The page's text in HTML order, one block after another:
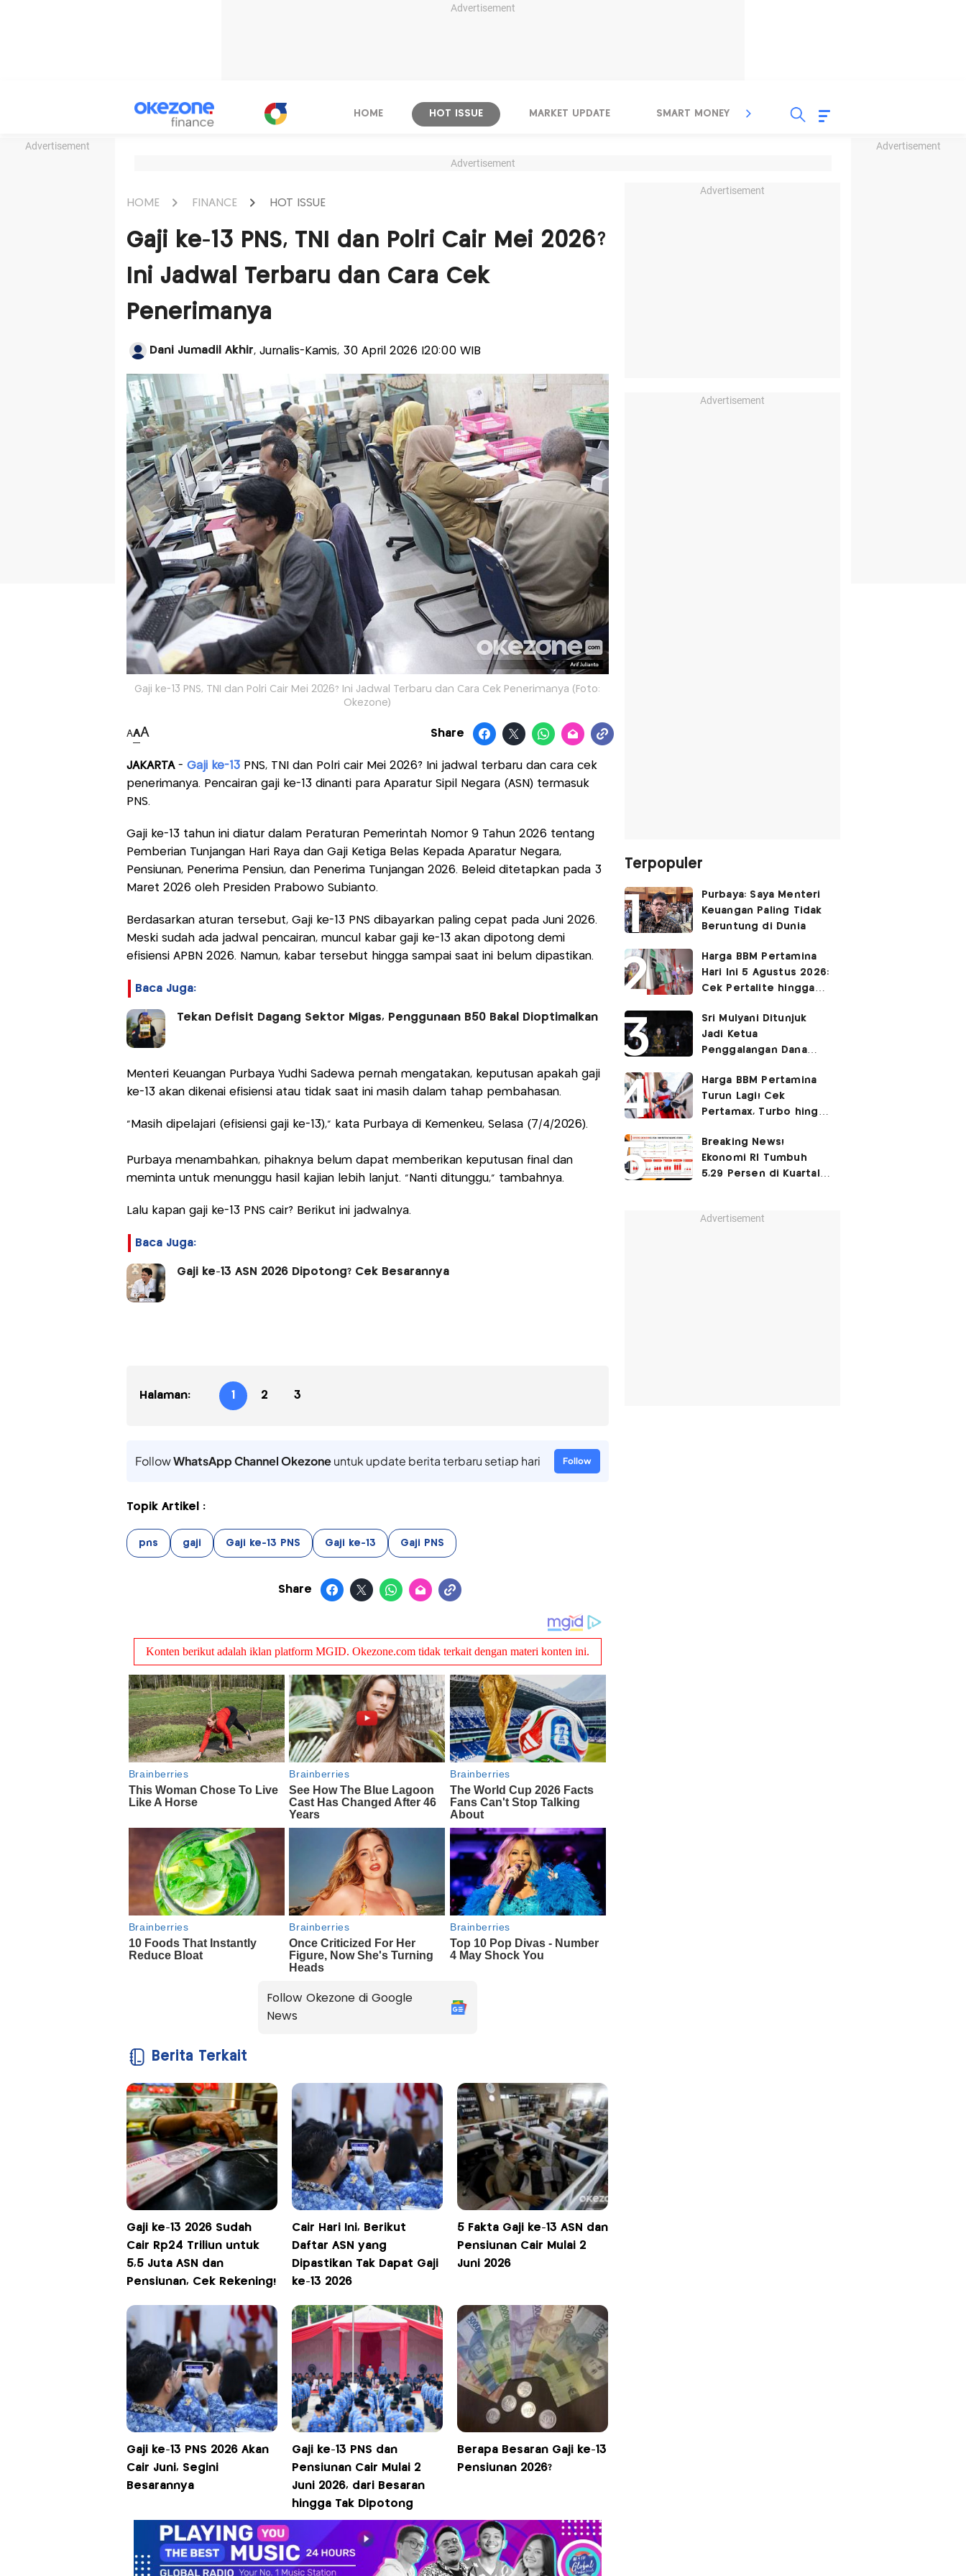
Advertisement
Advertisement Advertisement
HOME HOT ISSUE MARKET UPDATE SMART MONEY INSPIRASI BISNIS
Advertisement
HOME FINANCE HOT ISSUE
Gaji ke-13 PNS, TNI dan Polri Cair Mei 2026?
Ini Jadwal Terbaru dan Cara Cek
Penerimanya
Dani Jumadil Akhir, Jurnalis-Kamis, 30 April 2026 |20:00 WIB
Gaji ke-13 PNS, TNI dan Polri Cair Mei 2026? Ini Jadwal Terbaru dan Cara Cek Penerimanya (Foto:
Okezone)
AAA Share
JAKARTA - Gaji ke-13PNS, TNI dan Polri cair Mei 2026? Ini jadwal terbaru dan cara cek
penerimanya. Pencairan gaji ke-13 dinanti para Aparatur Sipil Negara (ASN) termasuk
PNS.
Gaji ke-13 tahun ini diatur dalam Peraturan Pemerintah Nomor 9 Tahun 2026 tentang
Pemberian Tunjangan Hari Raya dan Gaji Ketiga Belas Kepada Aparatur Negara,
Pensiunan, Penerima Pensiun, dan Penerima Tunjangan 2026. Beleid ditetapkan pada 3
Maret 2026 oleh Presiden Prabowo Subianto.
Berdasarkan aturan tersebut, Gaji ke-13 PNS dibayarkan paling cepat pada Juni 2026.
Meski sudah ada jadwal pencairan, muncul kabar gaji ke-13 akan dipotong demi
efisiensi APBN 2026. Namun, kabar tersebut hingga sampai saat ini belum dipastikan.
Baca Juga:
Tekan Defisit Dagang Sektor Migas, Penggunaan B50 Bakal Dioptimalkan
Menteri Keuangan Purbaya Yudhi Sadewa pernah mengatakan, keputusan apakah gaji
ke-13 akan dikenai efisiensi atau tidak saat ini masih dalam tahap pembahasan.
‎"Masih dipelajari (efisiensi gaji ke-13)," kata Purbaya di Kemenkeu, Selasa (7/4/2026).
Purbaya menambahkan, pihaknya belum dapat memberikan keputusan final dan
meminta untuk menunggu hasil kajian lebih lanjut. ‎"Nanti ditunggu," tambahnya.
Lalu kapan gaji ke-13 PNS cair? Berikut ini jadwalnya.
Baca Juga:
Gaji ke-13 ASN 2026 Dipotong? Cek Besarannya
Halaman: 1 2 3
FollowWhatsApp Channel Okezoneuntuk update berita terbaru setiap hari Follow
Topik Artikel :
pns gaji Gaji ke-13 PNS Gaji ke-13 Gaji PNS
Share
Follow Okezone di Google
News
Berita Terkait
Gaji ke-13 2026 Sudah
Cair Rp24 Triliun untuk
5,5 Juta ASN dan
Pensiunan, Cek Rekening!
Cair Hari Ini, Berikut
Daftar ASN yang
Dipastikan Tak Dapat Gaji
ke-13 2026
5 Fakta Gaji ke-13 ASN dan
Pensiunan Cair Mulai 2
Juni 2026
Gaji ke-13 PNS 2026 Akan
Cair Juni, Segini
Besarannya
Gaji ke-13 PNS dan
Pensiunan Cair Mulai 2
Juni 2026, dari Besaran
hingga Tak Dipotong
Berapa Besaran Gaji ke-13
Pensiunan 2026?
Advertisement
Advertisement
Terpopuler
Purbaya: Saya Menteri
Keuangan Paling Tidak
Beruntung di Dunia
Harga BBM Pertamina
Hari Ini 5 Agustus 2026:
Cek Pertalite hingga
Turun
Sri Mulyani Ditunjuk
Jadi Ketua
Penggalangan Dana
Harga BBM Pertamina
Turun Lagi! Cek
Pertamax, Turbo hingga
Agustus 2026
Breaking News!
Ekonomi RI Tumbuh
5,29 Persen di Kuartal
Advertisement